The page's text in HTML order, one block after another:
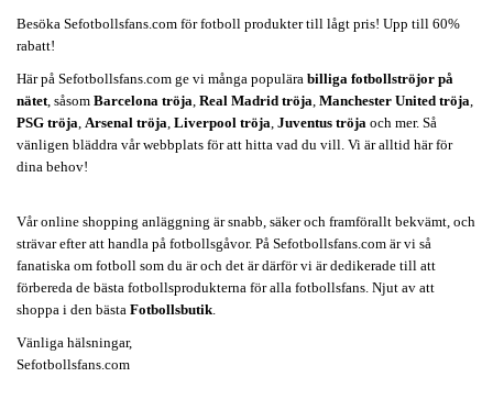
Besöka Sefotbollsfans.com för fotboll produkter till lågt pris! Upp till 60%
rabatt!
Här på Sefotbollsfans.com ge vi många populära billiga fotbollströjor på
nätet , såsom Barcelona tröja Real Madrid tröja Manchester United tröja
PSG tröja Arsenal tröja Liverpool tröja Juventus tröja och mer. Så
vänligen bläddra vår webbplats för att hitta vad du vill. Vi är alltid här för
dina behov!
Vår online shopping anläggning är snabb, säker och framförallt bekvämt, och
strävar efter att handla på fotbollsgåvor. På Sefotbollsfans.com är vi så
fanatiska om fotboll som du är och det är därför vi är dedikerade till att
förbereda de bästa fotbollsprodukterna för alla fotbollsfans. Njut av att
shoppa i den bästa Fotbollsbutik
Vänliga hälsningar,
Sefotbollsfans.com